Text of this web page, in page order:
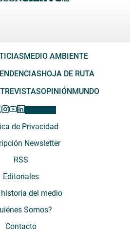
MEDIO AMBIENTE
HOJA DE RUTA
OPINIÓN MUNDO
de Privacidad
Newsletter
RSS
Editoriales
historia del medio
Somos?
Contacto